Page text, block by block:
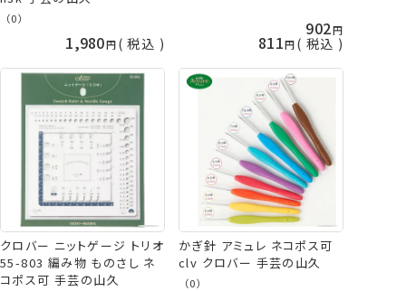
（0）
1,980 税込
902
811 税込
クロバー ニットゲージ トリオ
55-803 編み物 ものさし ネ
コポス可 手芸の山久
かぎ針 アミュレ ネコポス可
clv クロバー 手芸の山久
（0）